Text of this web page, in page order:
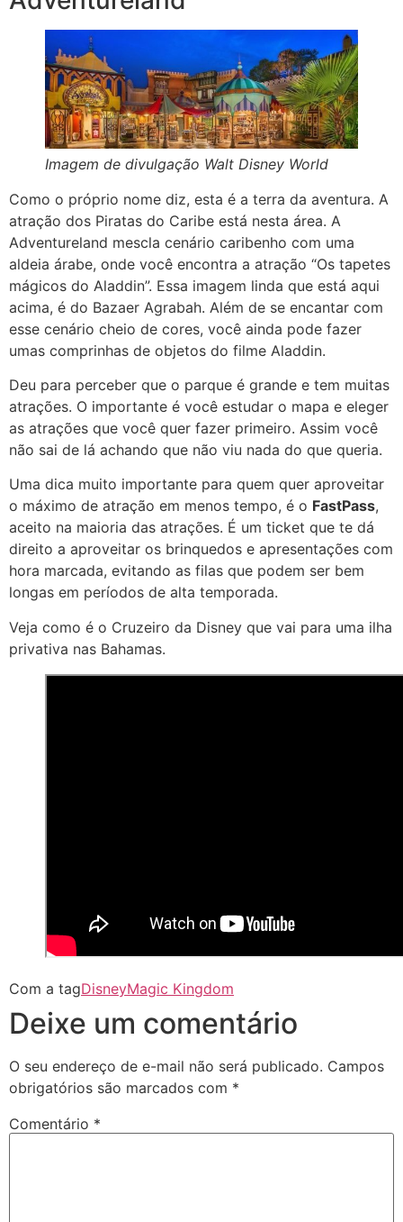
Imagem de divulgação Walt Disney World
Como o próprio nome diz, esta é a terra da aventura. A
atração dos Piratas do Caribe está nesta área. A
Adventureland mescla cenário caribenho com uma
aldeia árabe, onde você encontra a atração “Os tapetes
mágicos do Aladdin”. Essa imagem linda que está aqui
acima, é do Bazaer Agrabah. Além de se encantar com
esse cenário cheio de cores, você ainda pode fazer
umas comprinhas de objetos do filme Aladdin.
Deu para perceber que o parque é grande e tem muitas
atrações. O importante é você estudar o mapa e eleger
as atrações que você quer fazer primeiro. Assim você
não sai de lá achando que não viu nada do que queria.
Uma dica muito importante para quem quer aproveitar
o máximo de atração em menos tempo, é o FastPass,
aceito na maioria das atrações. É um ticket que te dá
direito a aproveitar os brinquedos e apresentações com
hora marcada, evitando as filas que podem ser bem
longas em períodos de alta temporada.
Veja como é o Cruzeiro da Disney que vai para uma ilha
privativa nas Bahamas.
Com a tagDisneyMagic Kingdom
Deixe um comentário
O seu endereço de e-mail não será publicado. Campos
obrigatórios são marcados com *
Comentário *